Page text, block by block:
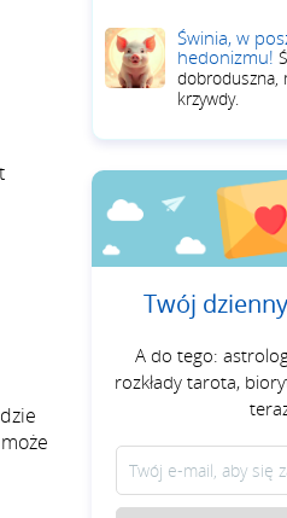
Świnia, w
hedonizmu!
dobroduszna,
krzywdy.
Twój
A do tego:
rozkłady tarota,